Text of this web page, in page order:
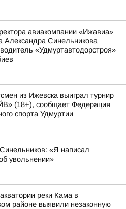
авиакомпании «Ижавиа»
Александра Синельникова
«Удмуртавтодорстроя»
из Ижевска выиграл турнир
(18+), сообщает Федерация
спорта Удмуртии
«Я написал
увольнении»
реки Кама в
районе выявили незаконную